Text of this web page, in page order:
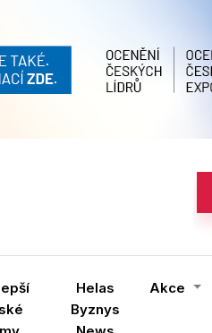
Helas
Byznys
Akce